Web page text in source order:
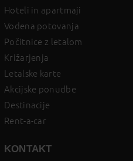
Hoteli in apartmaji
Vodena potovanja
Počitnice z letalom
Križarjenja
Letalske karte
Akcijske ponudbe
Destinacije
Rent-a-car
KONTAKT